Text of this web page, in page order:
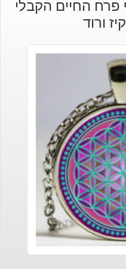
פרח החיים הקבלי
ורוד